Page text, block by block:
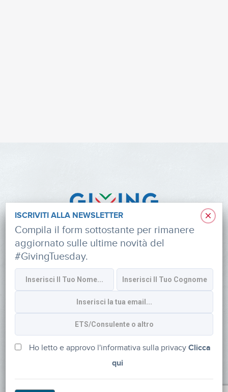
Informativa sulla privacy
CONTATTI
via Roberto Lepetit 8/10 – 20124 Milano
info@fondazioneaifr.org
Tel: +39 02 47924880
×
ISCRIVITI ALLA NEWSLETTER
Compila il form sottostante per rimanere
aggiornato sulle ultime novità del
#GivingTuesday.
Ho letto e approvo l'informativa sulla privacyClicca
qui